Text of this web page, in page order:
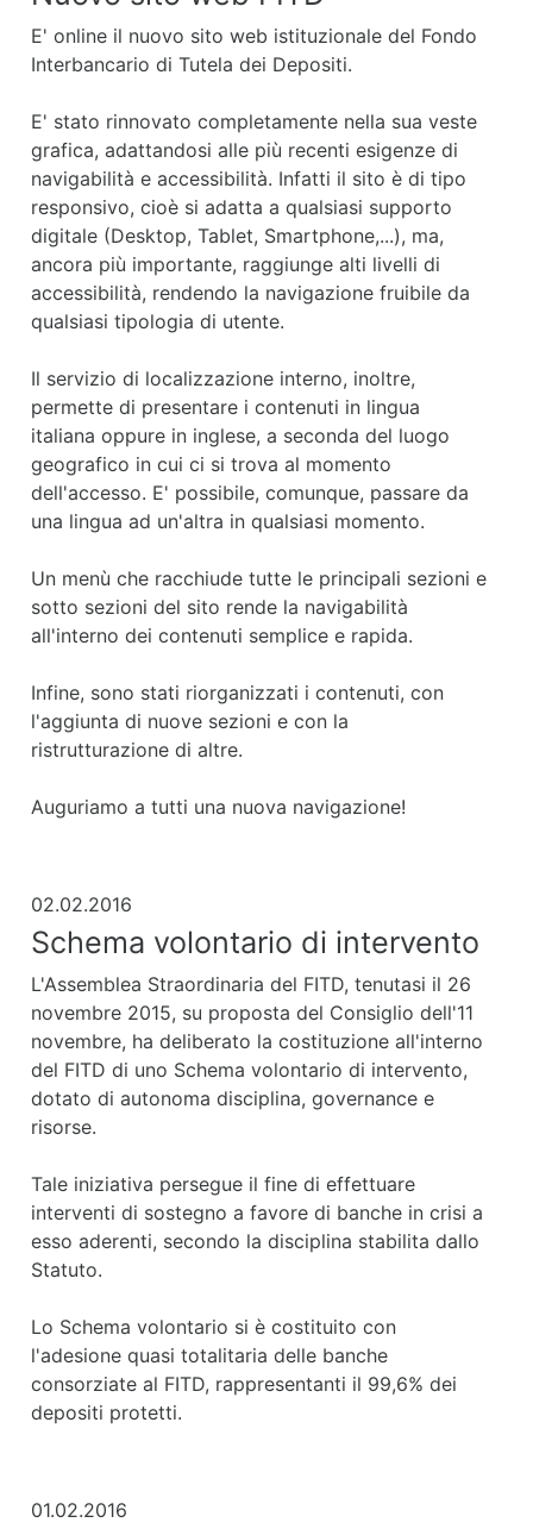
E' online il nuovo sito web istituzionale del Fondo
Interbancario di Tutela dei Depositi.
E' stato rinnovato completamente nella sua veste
grafica, adattandosi alle più recenti esigenze di
navigabilità e accessibilità. Infatti il sito è di tipo
responsivo, cioè si adatta a qualsiasi supporto
digitale (Desktop, Tablet, Smartphone,...), ma,
ancora più importante, raggiunge alti livelli di
accessibilità, rendendo la navigazione fruibile da
qualsiasi tipologia di utente.
Il servizio di localizzazione interno, inoltre,
permette di presentare i contenuti in lingua
italiana oppure in inglese, a seconda del luogo
geografico in cui ci si trova al momento
dell'accesso. E' possibile, comunque, passare da
una lingua ad un'altra in qualsiasi momento.
Un menù che racchiude tutte le principali sezioni e
sotto sezioni del sito rende la navigabilità
all'interno dei contenuti semplice e rapida.
Infine, sono stati riorganizzati i contenuti, con
l'aggiunta di nuove sezioni e con la
ristrutturazione di altre.
Auguriamo a tutti una nuova navigazione!
02.02.2016
Schema volontario di intervento
L'Assemblea Straordinaria del FITD, tenutasi il 26
novembre 2015, su proposta del Consiglio dell'11
novembre, ha deliberato la costituzione all'interno
del FITD di uno Schema volontario di intervento,
dotato di autonoma disciplina, governance e
risorse.
Tale iniziativa persegue il fine di effettuare
interventi di sostegno a favore di banche in crisi a
esso aderenti, secondo la disciplina stabilita dallo
Statuto.
Lo Schema volontario si è costituito con
l'adesione quasi totalitaria delle banche
consorziate al FITD, rappresentanti il 99,6% dei
depositi protetti.
01.02.2016